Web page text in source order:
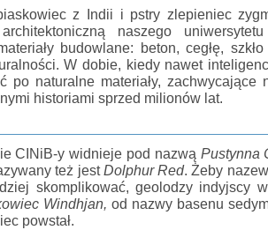
z Indii i pstry zlepieniec
naszego
budowlane: beton, cegłę,
W dobie, kiedy nawet
po naturalne materiały, zachwycające
historiami sprzed milionów lat.
CINiB-y widnieje pod nazwą Pustynna
też jestDolphur Red. Żeby
skomplikować, geolodzy indyjscy
Windhjan, od nazwy basenu
powstał.